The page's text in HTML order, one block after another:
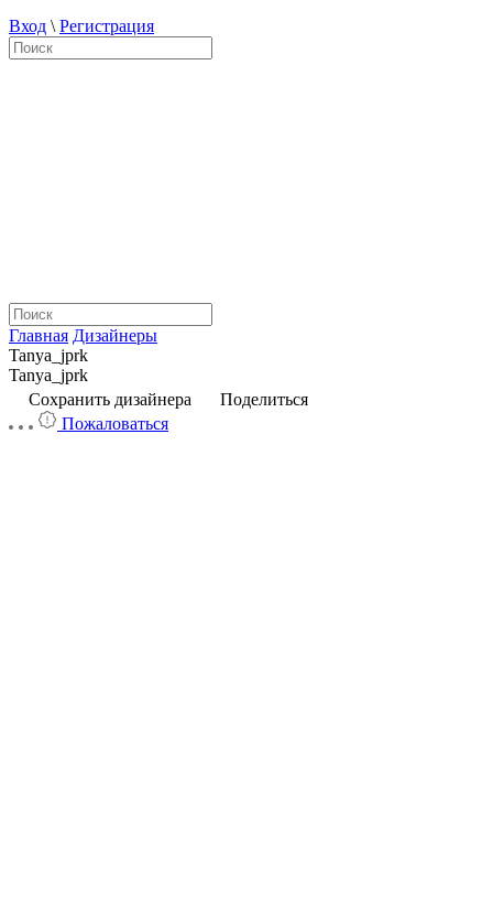
Вход \ Регистрация
Главная Дизайнеры
Tanya_jprk
Tanya_jprk
Сохранить дизайнера
Поделиться
Пожаловаться